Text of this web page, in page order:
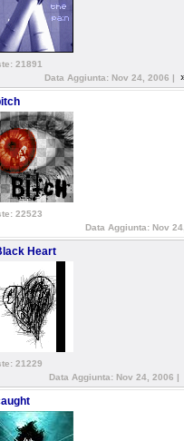
21891
Data Aggiunta: Nov 24, 2006 |
22523
Data Aggiunta: Nov
Heart
21229
Data Aggiunta: Nov 24, 2006 |